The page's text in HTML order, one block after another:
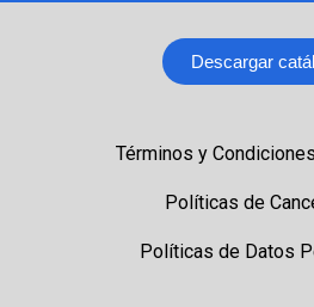
Descargar
Términos y
Políticas de
Políticas de Datos